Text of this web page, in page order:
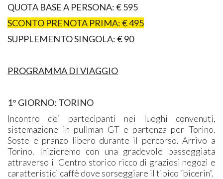
QUOTA BASE A PERSONA: € 595
SCONTO PRENOTA PRIMA: € 495
SUPPLEMENTO SINGOLA: € 90
PROGRAMMA DI VIAGGIO
1° GIORNO: TORINO
Incontro dei partecipanti nei luoghi convenuti,
sistemazione in pullman GT e partenza per Torino.
Soste e pranzo libero durante il percorso. Arrivo a
Torino. Inizieremo con una gradevole passeggiata
attraverso il Centro storico ricco di graziosi negozi e
caratteristici caffè dove sorseggiare il tipico “bicerin”.